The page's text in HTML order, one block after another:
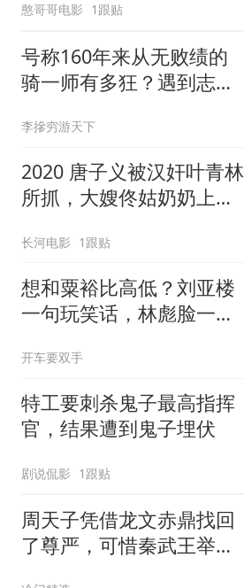
憨哥哥电影 1跟贴
号称160年来从无败绩的
骑一师有多狂？遇到志愿
李摻穷游天下
2020 唐子义被汉奸叶青林
所抓，大嫂佟姑奶奶上门
长河电影 1跟贴
想和粟裕比高低？刘亚楼
一句玩笑话，林彪脸一
开车要双手
特工要刺杀鬼子最高指挥
官，结果遭到鬼子埋伏
剧说侃影 1跟贴
周天子凭借龙文赤鼎找回
了尊严，可惜秦武王举鼎